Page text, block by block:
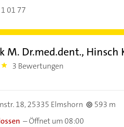
01 77
M. Dr.med.dent., Hinsch
3 Bewertungen
18,25335 Elmshorn
593 m
–Öffnet um 08:00